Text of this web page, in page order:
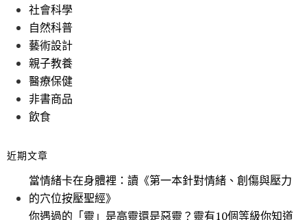
社會科學
自然科普
藝術設計
親子教養
醫療保健
非書商品
飲食
近期文章
當情緒卡在身體裡：讀《第一本針對情緒、創傷與壓力
的穴位按壓聖經》
你遇過的「靈」是高靈還是惡靈？靈有10個等級你知道